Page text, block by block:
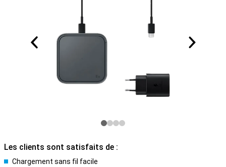
Les clients sont satisfaits de :
Chargement sans fil facile